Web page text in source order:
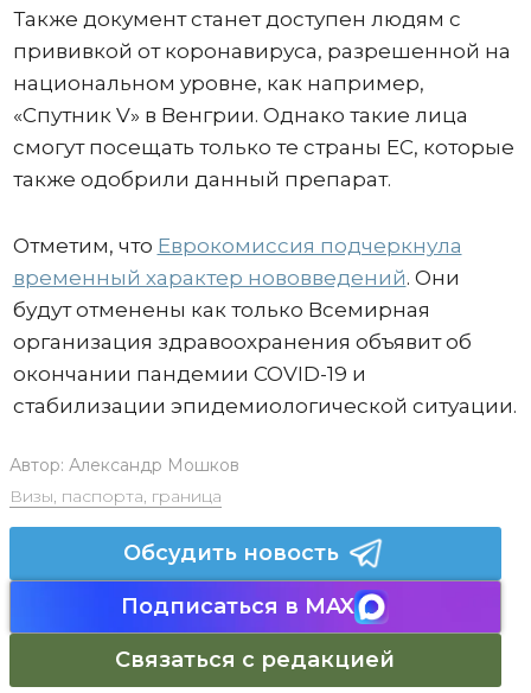
Также документ станет доступен людям с
прививкой от коронавируса, разрешенной на
национальном уровне, как например,
«Спутник V» в Венгрии. Однако такие лица
смогут посещать только те страны ЕС, которые
также одобрили данный препарат.
Отметим, что Еврокомиссия подчеркнула
временный характер нововведений. Они
будут отменены как только Всемирная
организация здравоохранения объявит об
окончании пандемии COVID-19 и
стабилизации эпидемиологической ситуации.
Автор: Александр Мошков
Визы, паспорта, граница
Обсудить новость
Подписаться в MAX
Связаться с редакцией